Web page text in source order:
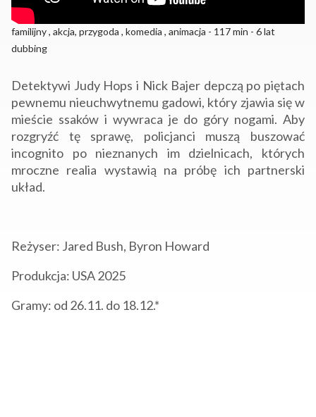
familijny , akcja, przygoda , komedia , animacja - 117 min - 6 lat
dubbing
Detektywi Judy Hops i Nick Bajer depczą po piętach
pewnemu nieuchwytnemu gadowi, który zjawia się w
mieście ssaków i wywraca je do góry nogami. Aby
rozgryźć tę sprawę, policjanci muszą buszować
incognito po nieznanych im dzielnicach, których
mroczne realia wystawią na próbę ich partnerski
układ.
Reżyser: Jared Bush, Byron Howard
Produkcja: USA 2025
Gramy: od 26.11. do 18.12.*